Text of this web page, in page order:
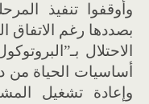
وأوقفوا تنفيذ
بصددها رغم الاتفاق
الاحتلال
أساسيات الحياة من
وإعادة تشغيل